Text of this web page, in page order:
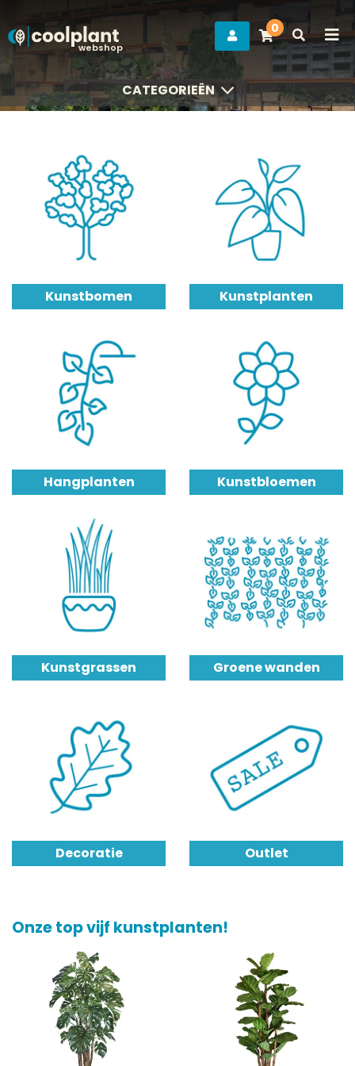
webshop
0
CATEGORIEËN
CATEGORIEËN
Kunstbomen Kunstplanten
Hangplanten Kunstbloemen
Kunstgrassen Groene wanden
Decoratie Outlet
Onze top vijf kunstplanten!